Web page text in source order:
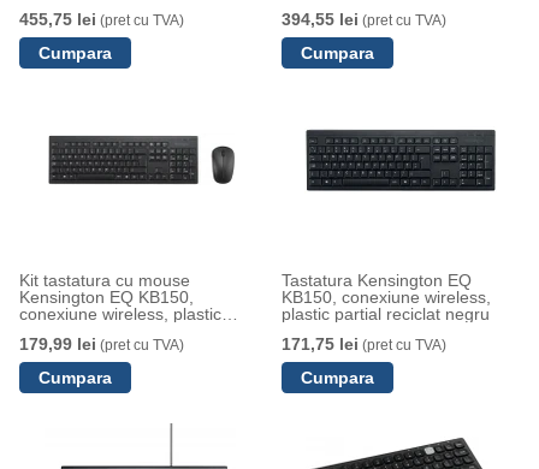
455,75 lei (pret cu TVA)
reciclat, negru
394,55 lei (pret cu TVA)
Kit tastatura cu mouse
Kensington EQ KB150,
conexiune wireless, plastic
179,99 lei (pret cu TVA)
Tastatura Kensington EQ
KB150, conexiune wireless,
plastic partial reciclat negru
171,75 lei (pret cu TVA)